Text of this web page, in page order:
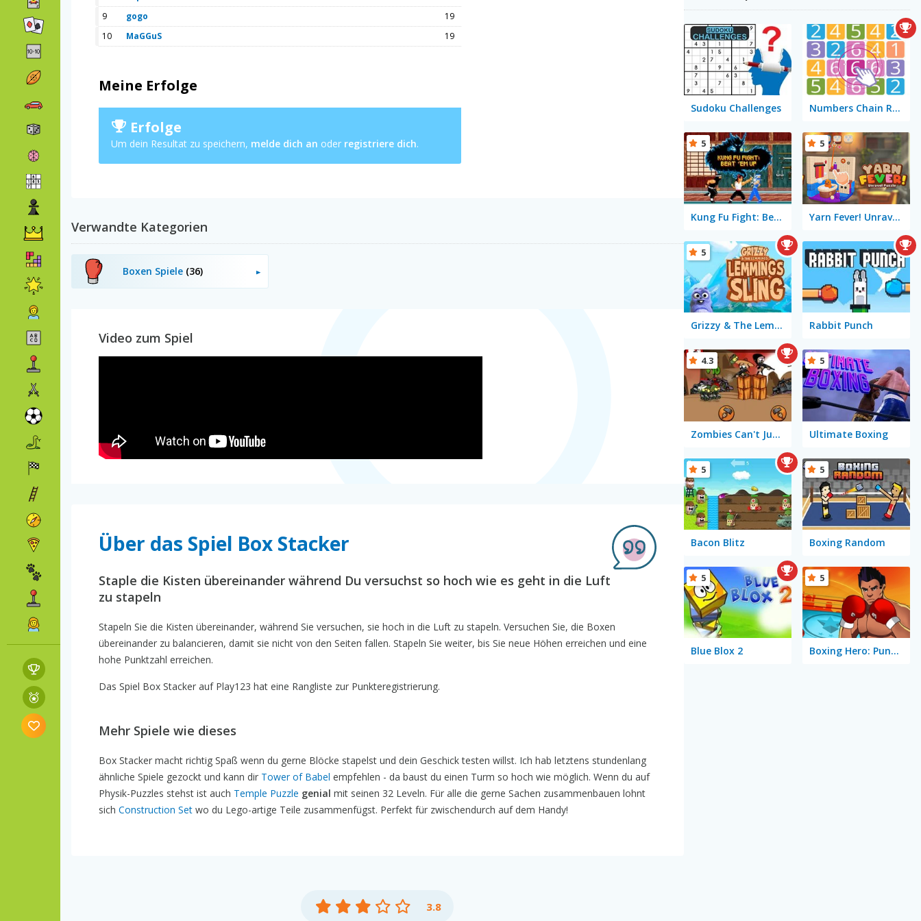
9
gogo
19
10
MaGGuS 19
Meine Erfolge
Erfolge
Um dein Resultat zu speichern, melde dich an oder registriere dich.
Verwandte Kategorien
Boxen Spiele (36)
Video zum Spiel
Über das Spiel Box Stacker
Staple die Kisten übereinander während Du versuchst so hoch wie es geht in die Luft
zu stapeln
Stapeln Sie die Kisten übereinander, während Sie versuchen, sie hoch in die Luft zu stapeln. Versuchen Sie, die Boxen
übereinander zu balancieren, damit sie nicht von den Seiten fallen. Stapeln Sie weiter, bis Sie neue Höhen erreichen und eine
hohe Punktzahl erreichen.
Das Spiel Box Stacker auf Play123 hat eine Rangliste zur Punkteregistrierung.
Mehr Spiele wie dieses
Box Stacker macht richtig Spaß wenn du gerne Blöcke stapelst und dein Geschick testen willst. Ich hab letztens stundenlang
ähnliche Spiele gezockt und kann dir Tower of Babel empfehlen - da baust du einen Turm so hoch wie möglich. Wenn du auf
Physik-Puzzles stehst ist auch Temple Puzzle genial mit seinen 32 Leveln. Für alle die gerne Sachen zusammenbauen lohnt
sich Construction Set wo du Lego-artige Teile zusammenfügst. Perfekt für zwischendurch auf dem Handy!
3.8
Sudoku Challenges Numbers Chain Reaction
Kung Fu Fight: Beat 'Em Up
5
Yarn Fever! Unravel Puzzle
5
Grizzy & The Lemmings: Lemmings Sling
5
Rabbit Punch
Zombies Can't Jump
4.3
Ultimate Boxing
5
Bacon Blitz
5
Boxing Random
5
Blue Blox 2
5
Boxing Hero: Punch Champions
5